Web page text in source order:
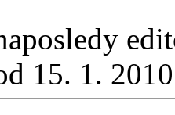
15. 1.